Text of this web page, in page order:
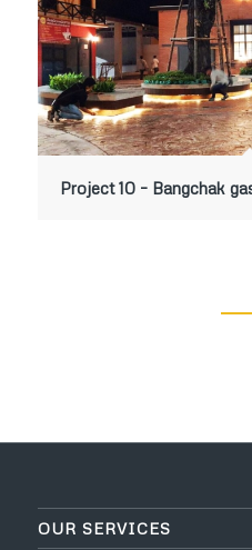
Project 10 – Bangchak
OUR SERVICES